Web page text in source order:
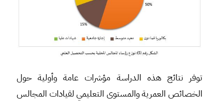
توفر نتائج هذه الدراسة مؤشرات عامة وأولية حول
الخصائص العمرية والمستوى التعليمي لقيادات المجالس